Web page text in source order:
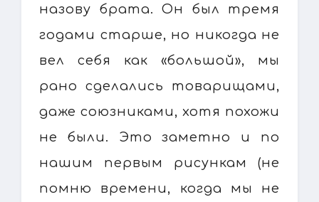
назову брата. Он был тремя
годами старше, но никогда не
вел себя как «большой», мы
рано сделались товарищами,
даже союзниками, хотя похожи
не были. Это заметно и по
нашим первым рисункам (не
помню времени, когда мы не